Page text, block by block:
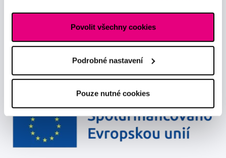
Povolit všechny cookies
Podrobné nastavení
Pouze nutné cookies